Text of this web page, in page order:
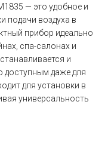
— это удобное и
подачи воздуха в
прибор идеально
спа-салонах и
и
доступным даже для
для установки в
универсальность